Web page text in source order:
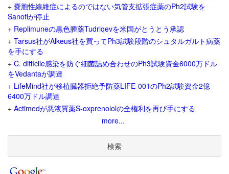
+ 嚢胞性線維症によるのではない気管支拡張症薬のPh2試験を
Sanofiが停止
+ Replimuneの黒色腫薬Tudriqevを米国がとうとう承認
+ Tarsus社がAlkeus社を買ってPh3試験段階のシュタルガルト病薬
を手にする
+ C. difficile感染を防ぐ細菌詰め合わせのPh3試験資金6000万ドル
をVedantaが調達
+ LifeMind社が移植臓器拒絶予防薬LIFE-001のPh2試験資金2億
6400万ドル調達
+ Actimedが悪液質薬S-oxprenololの全権利を再び手にする
more...
検索